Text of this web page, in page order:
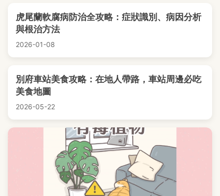
虎尾蘭軟腐病防治全攻略：症狀識別、病因分析
與根治方法
2026-01-08
別府車站美食攻略：在地人帶路，車站周邊必吃
美食地圖
2026-05-22